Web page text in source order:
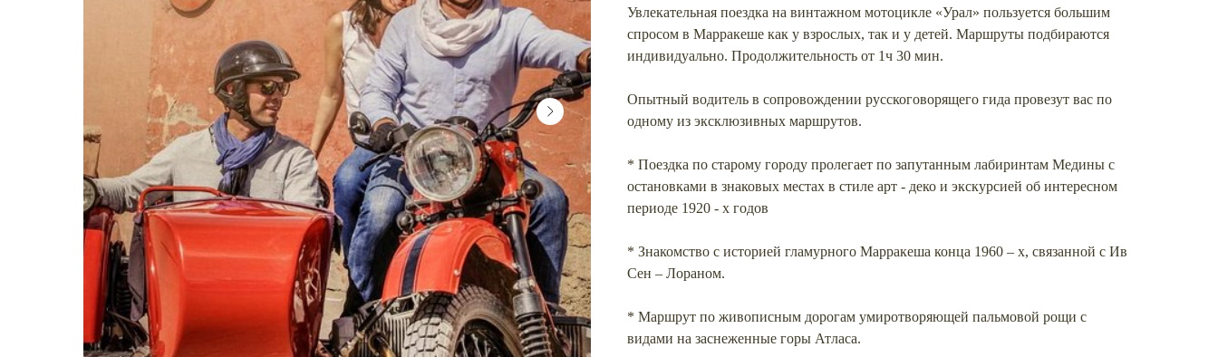
Увлекательная поездка на винтажном мотоцикле «Урал» пользуется большим
спросом в Марракеше как у взрослых, так и у детей. Маршруты подбираются
индивидуально. Продолжительность от 1ч 30 мин.
Опытный водитель в сопровождении русскоговорящего гида провезут вас по
одному из эксклюзивных маршрутов.
* Поездка по старому городу пролегает по запутанным лабиринтам Медины c
остановками в знаковых местах в стиле арт - деко и экскурсией об интересном
периоде 1920 - х годов
* Знакомство с историей гламурного Марракеша конца 1960 – х, связанной с Ив
Сен – Лораном.
* Маршрут по живописным дорогам умиротворяющей пальмовой рощи с
видами на заснеженные горы Атласа.